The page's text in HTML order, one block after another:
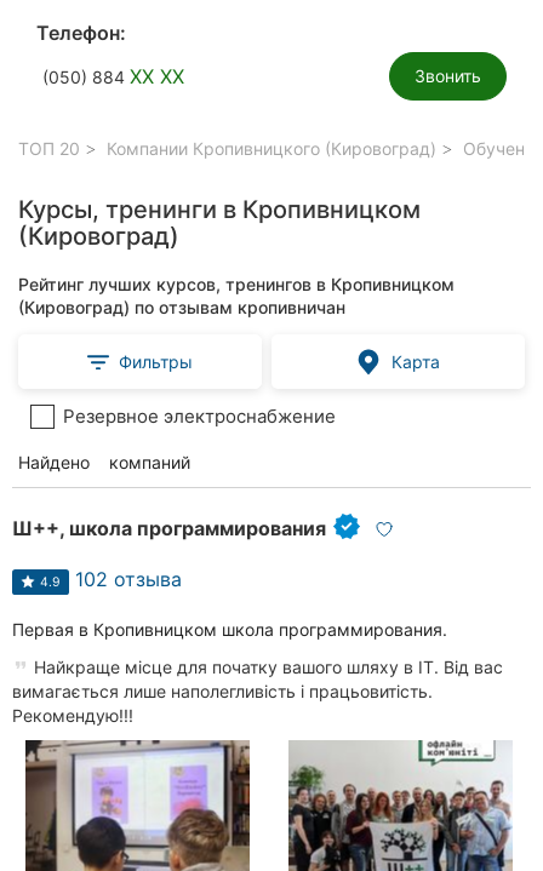
Телефон:
(050) 884 XX XX Звонить
ТОП 20 Компании Кропивницкого (Кировоград)
Курсы, тренинги в Кропивницком
(Кировоград)
Рейтинг лучших курсов, тренингов в Кропивницком
(Кировоград) по отзывам кропивничан
Фильтры Карта
Резервное электроснабжение
Найдено 56компаний
Ш++, школа программирования
4.9 102 отзыва
Первая в Кропивницком школа программирования.
Найкраще місце для початку вашого шляху в IT. Від вас
вимагається лише наполегливість і працьовитість.
Рекомендую!!!